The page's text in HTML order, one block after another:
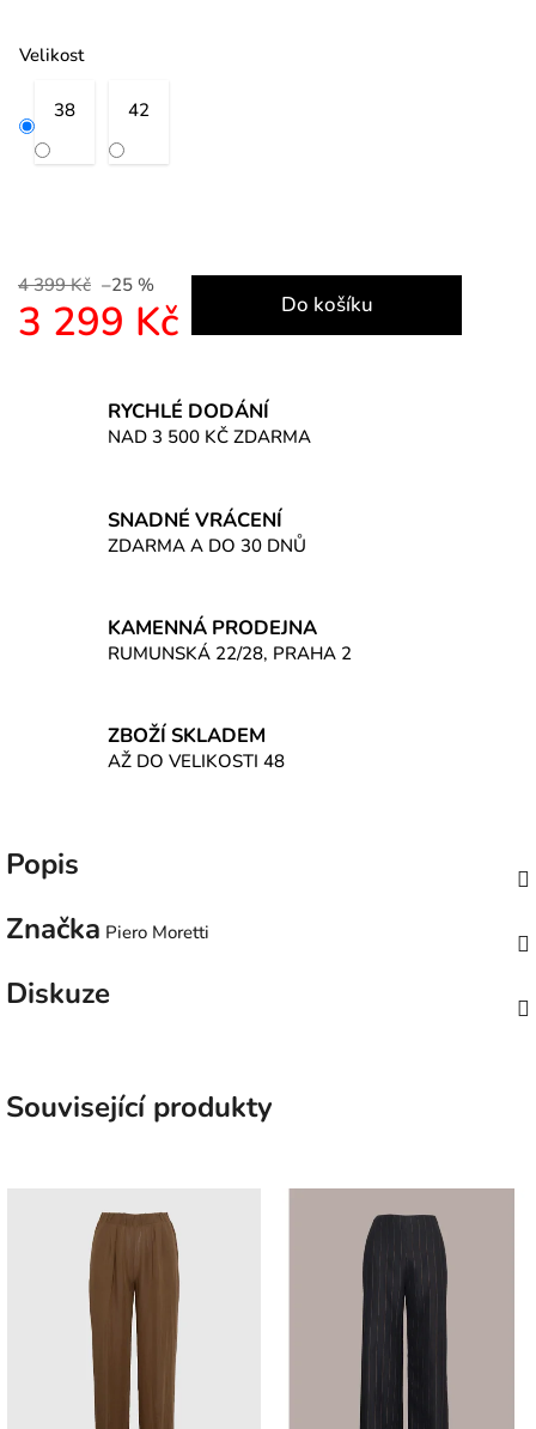
Velikost
38 42
4 399 Kč –25 %
3 299 Kč Do košíku
RYCHLÉ DODÁNÍ
NAD 3 500 KČ ZDARMA
SNADNÉ VRÁCENÍ
ZDARMA A DO 30 DNŮ
KAMENNÁ PRODEJNA
RUMUNSKÁ 22/28, PRAHA 2
ZBOŽÍ SKLADEM
AŽ DO VELIKOSTI 48
Popis
Značka Piero Moretti
Diskuze
Související produkty